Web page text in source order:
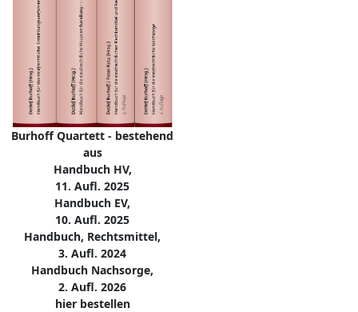
Burhoff Quartett - bestehend
aus
Handbuch HV,
11. Aufl. 2025
Handbuch EV,
10. Aufl. 2025
Handbuch, Rechtsmittel,
3. Aufl. 2024
Handbuch Nachsorge,
2. Aufl. 2026
hier bestellen